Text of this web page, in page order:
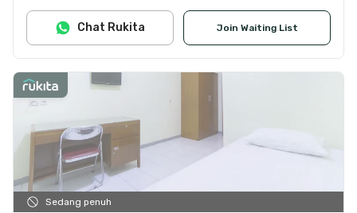
Join Waiting List
Chat Rukita
Sedang penuh